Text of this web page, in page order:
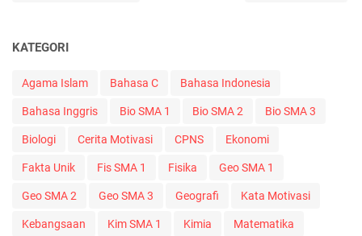
KATEGORI
Agama Islam Bahasa C Bahasa Indonesia
Bahasa Inggris Bio SMA 1 Bio SMA 2 Bio SMA 3
Biologi Cerita Motivasi CPNS Ekonomi
Fakta Unik Fis SMA 1 Fisika Geo SMA 1
Geo SMA 2 Geo SMA 3 Geografi Kata Motivasi
Kebangsaan Kim SMA 1 Kimia Matematika